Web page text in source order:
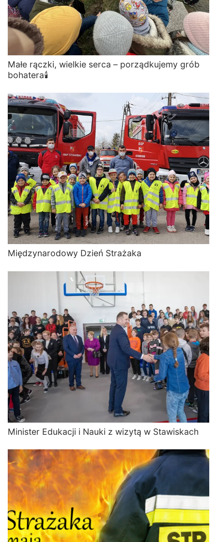
Małe rączki, wielkie serca – porządkujemy grób
bohatera🕯️
Międzynarodowy Dzień Strażaka
Minister Edukacji i Nauki z wizytą w Stawiskach